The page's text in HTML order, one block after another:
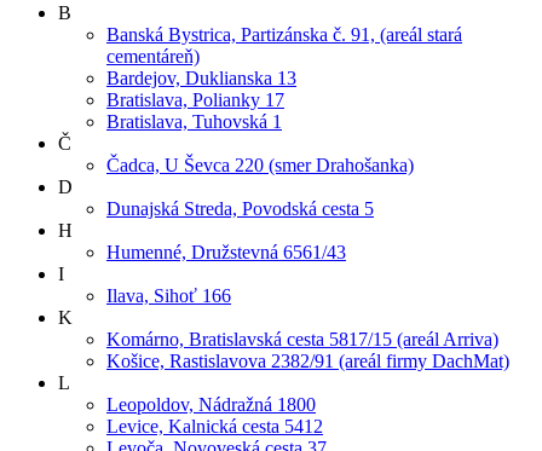
B
Banská Bystrica, Partizánska č. 91, (areál stará
cementáreň)
Bardejov, Duklianska 13
Bratislava, Polianky 17
Bratislava, Tuhovská 1
Č
Čadca, U Ševca 220 (smer Drahošanka)
D
Dunajská Streda, Povodská cesta 5
H
Humenné, Družstevná 6561/43
I
Ilava, Sihoť 166
K
Komárno, Bratislavská cesta 5817/15 (areál Arriva)
Košice, Rastislavova 2382/91 (areál firmy DachMat)
L
Leopoldov, Nádražná 1800
Levice, Kalnická cesta 5412